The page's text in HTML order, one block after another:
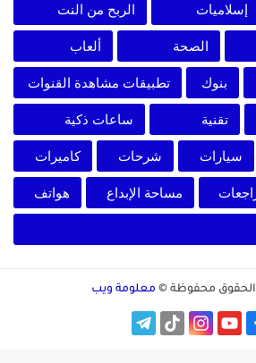
إسلاميات الربح من النت
الصحة ألعاب
بنوك تطبيقات مشاهدة القنوات
تقنية ساعات ذكية
سيارات شرحات كاميرات
مساحة الإبداع هواتف
محفوظة © معلومة ويب